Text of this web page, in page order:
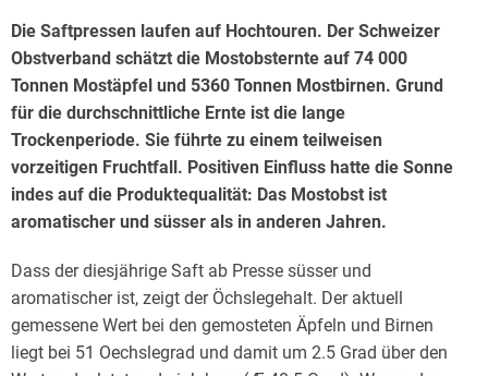
Die Saftpressen laufen auf Hochtouren. Der Schweizer
Obstverband schätzt die Mostobsternte auf 74 000
Tonnen Mostäpfel und 5360 Tonnen Mostbirnen. Grund
für die durchschnittliche Ernte ist die lange
Trockenperiode. Sie führte zu einem teilweisen
vorzeitigen Fruchtfall. Positiven Einfluss hatte die Sonne
indes auf die Produktequalität: Das Mostobst ist
aromatischer und süsser als in anderen Jahren.
Dass der diesjährige Saft ab Presse süsser und
aromatischer ist, zeigt der Öchslegehalt. Der aktuell
gemessene Wert bei den gemosteten Äpfeln und Birnen
liegt bei 51 Oechslegrad und damit um 2.5 Grad über den